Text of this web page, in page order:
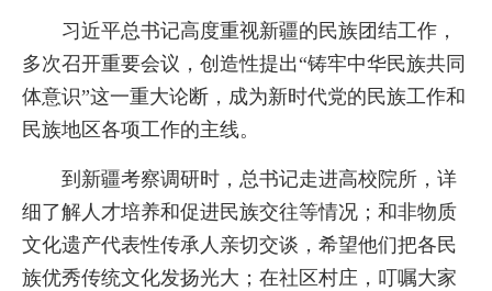
习近平总书记高度重视新疆的民族团结工作，
多次召开重要会议，创造性提出“铸牢中华民族共同
体意识”这一重大论断，成为新时代党的民族工作和
民族地区各项工作的主线。
到新疆考察调研时，总书记走进高校院所，详
细了解人才培养和促进民族交往等情况；和非物质
文化遗产代表性传承人亲切交谈，希望他们把各民
族优秀传统文化发扬光大；在社区村庄，叮嘱大家